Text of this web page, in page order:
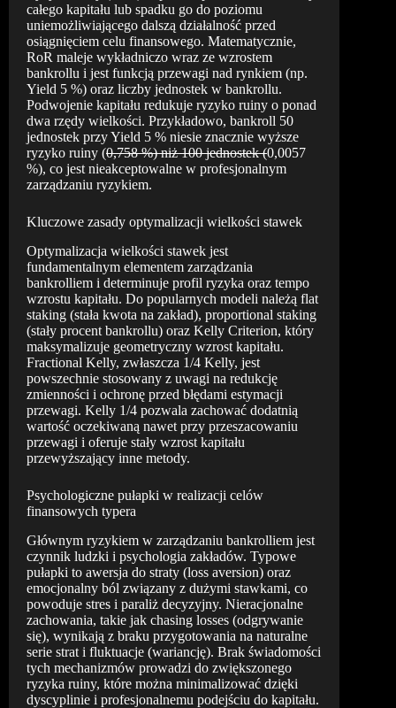
całego kapitału lub spadku go do poziomu
uniemożliwiającego dalszą działalność przed
osiągnięciem celu finansowego. Matematycznie,
RoR maleje wykładniczo wraz ze wzrostem
bankrollu i jest funkcją przewagi nad rynkiem (np.
Yield 5 %) oraz liczby jednostek w bankrollu.
Podwojenie kapitału redukuje ryzyko ruiny o ponad
dwa rzędy wielkości. Przykładowo, bankroll 50
jednostek przy Yield 5 % niesie znacznie wyższe
ryzyko ruiny (0,758 %) niż 100 jednostek (0,0057
%), co jest nieakceptowalne w profesjonalnym
zarządzaniu ryzykiem.
Kluczowe zasady optymalizacji wielkości stawek
Optymalizacja wielkości stawek jest
fundamentalnym elementem zarządzania
bankrolliem i determinuje profil ryzyka oraz tempo
wzrostu kapitału. Do popularnych modeli należą flat
staking (stała kwota na zakład), proportional staking
(stały procent bankrollu) oraz Kelly Criterion, który
maksymalizuje geometryczny wzrost kapitału.
Fractional Kelly, zwłaszcza 1/4 Kelly, jest
powszechnie stosowany z uwagi na redukcję
zmienności i ochronę przed błędami estymacji
przewagi. Kelly 1/4 pozwala zachować dodatnią
wartość oczekiwaną nawet przy przeszacowaniu
przewagi i oferuje stały wzrost kapitału
przewyższający inne metody.
Psychologiczne pułapki w realizacji celów
finansowych typera
Głównym ryzykiem w zarządzaniu bankrolliem jest
czynnik ludzki i psychologia zakładów. Typowe
pułapki to awersja do straty (loss aversion) oraz
emocjonalny ból związany z dużymi stawkami, co
powoduje stres i paraliż decyzyjny. Nieracjonalne
zachowania, takie jak chasing losses (odgrywanie
się), wynikają z braku przygotowania na naturalne
serie strat i fluktuacje (wariancję). Brak świadomości
tych mechanizmów prowadzi do zwiększonego
ryzyka ruiny, które można minimalizować dzięki
dyscyplinie i profesjonalnemu podejściu do kapitału.